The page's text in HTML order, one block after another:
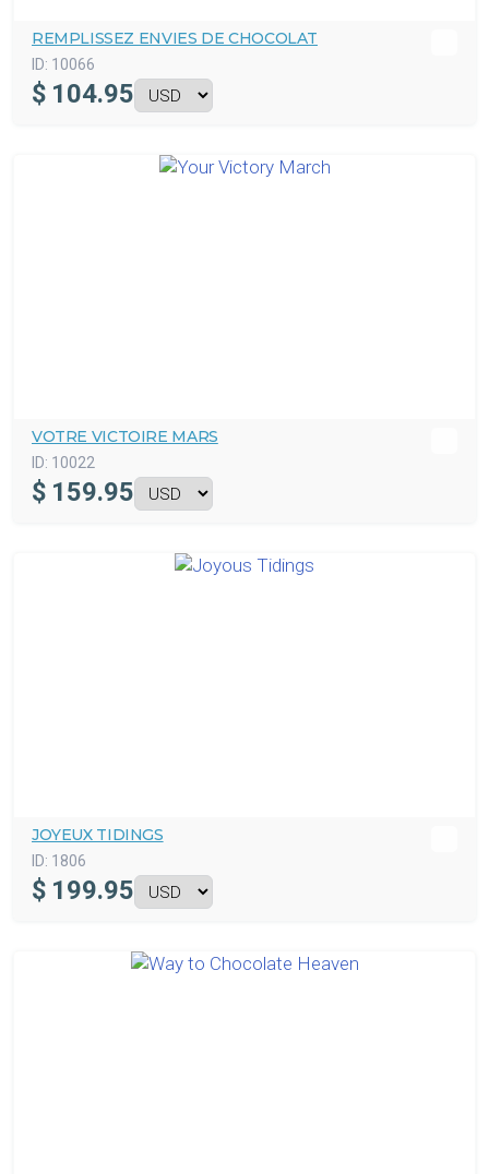
REMPLISSEZ ENVIES DE CHOCOLAT
ID: 10066
$ 104.95
VOTRE VICTOIRE MARS
ID: 10022
$ 159.95
JOYEUX TIDINGS
ID: 1806
$ 199.95